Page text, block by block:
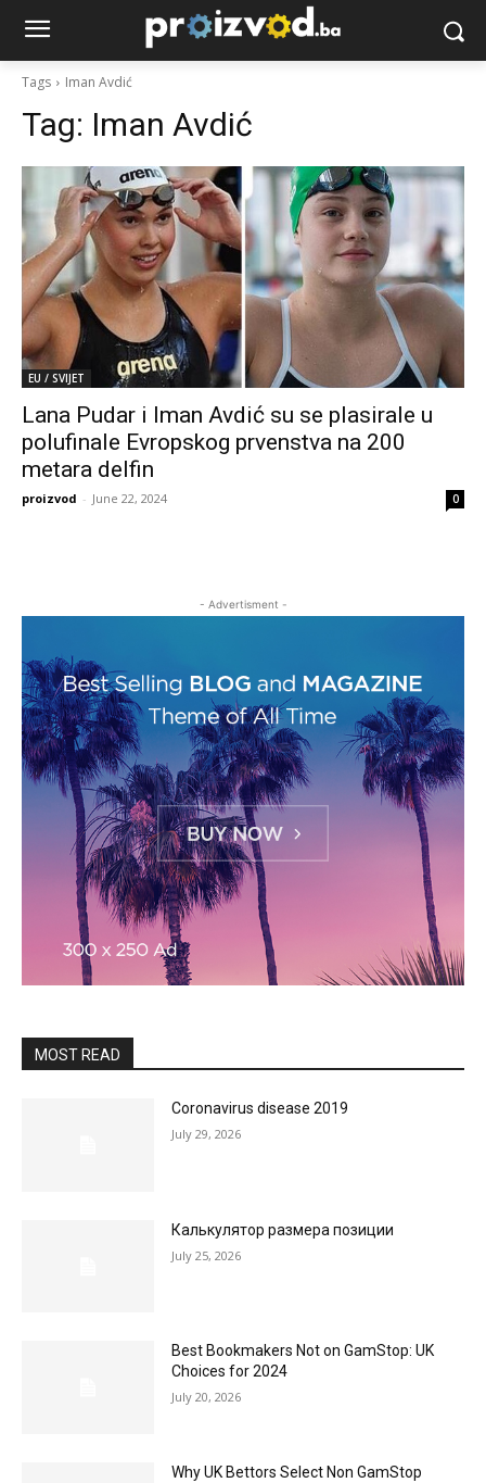
Tags Iman Avdić
Tag: Iman Avdić
EU / SVIJET
Lana Pudar i Iman Avdić su se plasirale u
polufinale Evropskog prvenstva na 200
metara delfin
proizvod - June 22, 2024 0
- Advertisment -
MOST READ
Coronavirus disease 2019
July 29, 2026
Калькулятор размера позиции
July 25, 2026
Best Bookmakers Not on GamStop: UK
Choices for 2024
July 20, 2026
Why UK Bettors Select Non GamStop